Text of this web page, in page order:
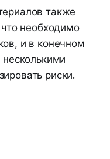
также
необходимо
и в конечном
несколькими
риски.